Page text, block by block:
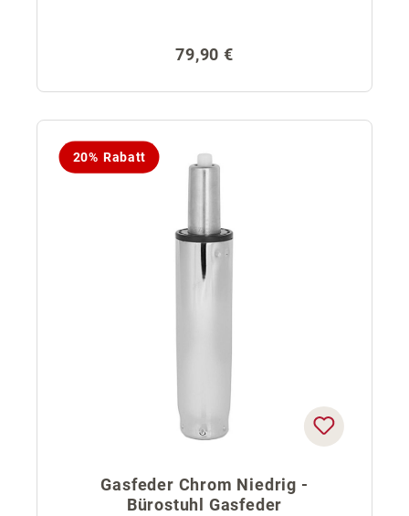
Regulärer Preis:
79,90 €
20% Rabatt
Gasfeder Chrom Niedrig -
Bürostuhl Gasfeder